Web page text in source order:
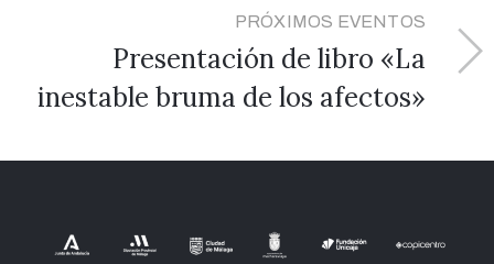
PRÓXIMOS EVENTOS
Presentación de libro «La
inestable bruma de los afectos»